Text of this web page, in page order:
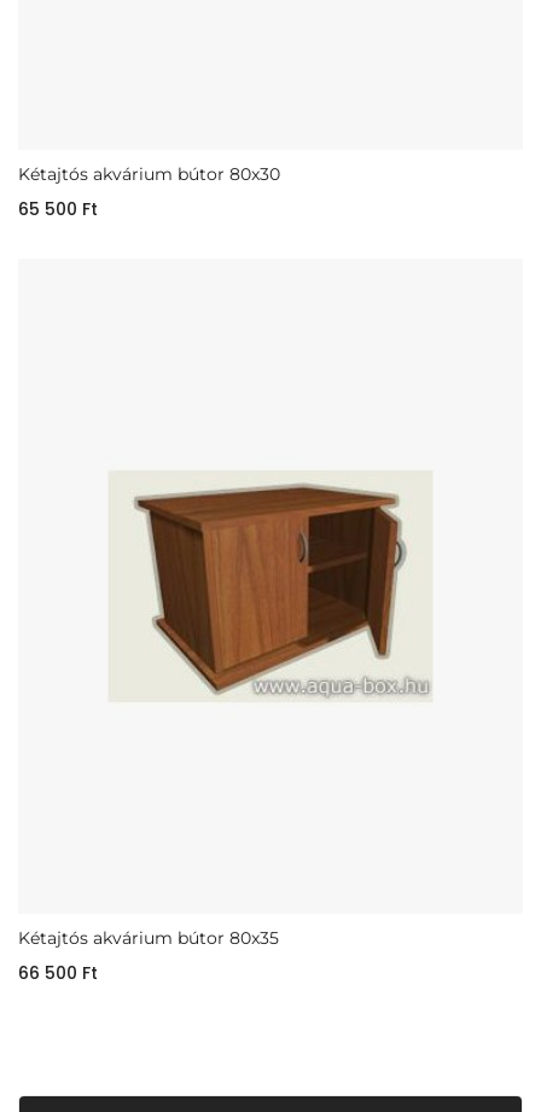
Kétajtós akvárium bútor 80x30
65 500 Ft
Kétajtós akvárium bútor 80x35
66 500 Ft